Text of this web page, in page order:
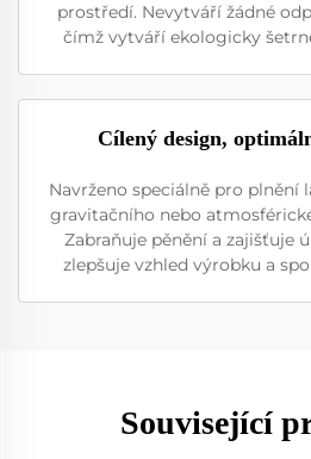
prostředí. Nevytváří žádné
čímž vytváří ekologicky
Cílený design,
Navrženo speciálně pro plnění
gravitačního nebo
Zabraňuje pěnění a zajišťuje
zlepšuje vzhled výrobku a
Související